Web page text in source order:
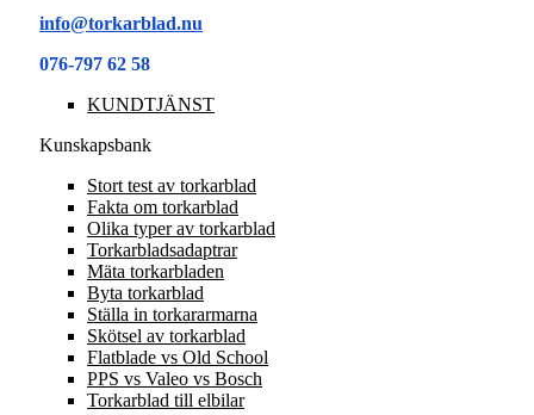
info@torkarblad.nu
076-797 62 58
KUNDTJÄNST
Kunskapsbank
Stort test av torkarblad
Fakta om torkarblad
Olika typer av torkarblad
Torkarbladsadaptrar
Mäta torkarbladen
Byta torkarblad
Ställa in torkararmarna
Skötsel av torkarblad
Flatblade vs Old School
PPS vs Valeo vs Bosch
Torkarblad till elbilar